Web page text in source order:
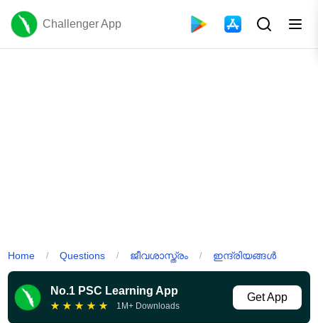
Challenger App
Home / Questions / ജീവശാസ്ത്രം / ഇന്ദ്രിയങ്ങൾ
No.1 PSC Learning App
★ ★ ★ ★ ★ 1M+ Downloads
Get App